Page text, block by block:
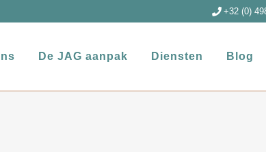
+32 (0)
De JAG aanpak Diensten Blog